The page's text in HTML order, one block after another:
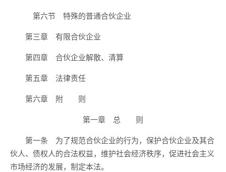
第六节 特殊的普通合伙企业
第三章 有限合伙企业
第四章 合伙企业解散、清算
第五章 法律责任
第六章 附 则
第一章 总 则
第一条 为了规范合伙企业的行为，保护合伙企业及其合
伙人、债权人的合法权益，维护社会经济秩序，促进社会主义
市场经济的发展，制定本法。